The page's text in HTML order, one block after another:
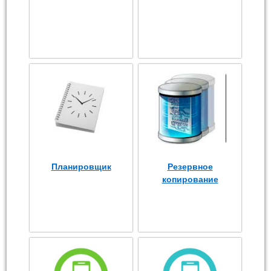
Планировщик
Резервное
копирование